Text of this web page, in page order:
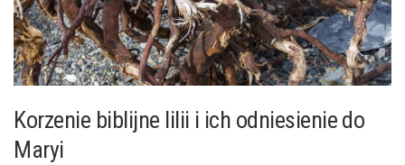
Korzenie biblijne lilii ⁣i ‍ich odniesienie⁤ do
Maryi